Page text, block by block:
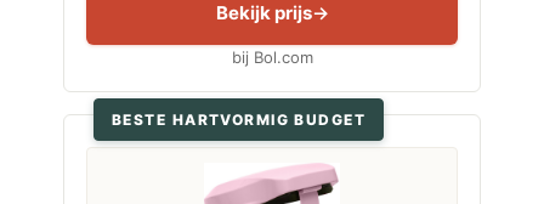
Bekijk prijs
bij Bol.com
BESTE HARTVORMIG BUDGET